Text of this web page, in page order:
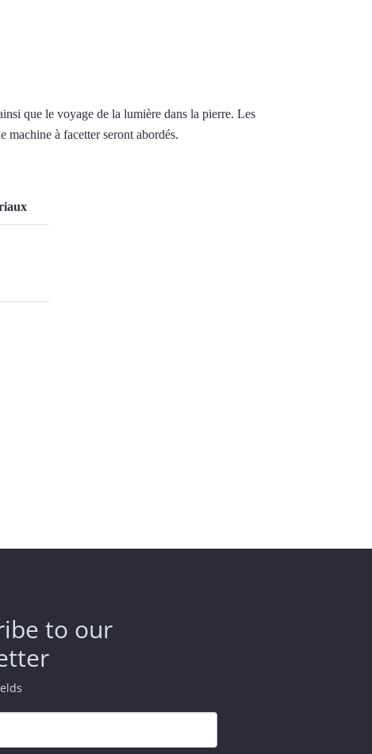
que le voyage de la lumière dans la pierre. Les
machine à facetter seront abordés.
to our